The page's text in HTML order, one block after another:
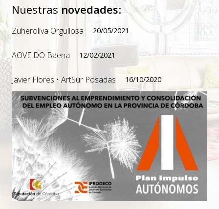
Nuestras novedades:
Zuheroliva Orgullosa 20/05/2021
AOVE DO Baena 12/02/2021
Javier Flores • ArtSur Posadas 16/10/2020